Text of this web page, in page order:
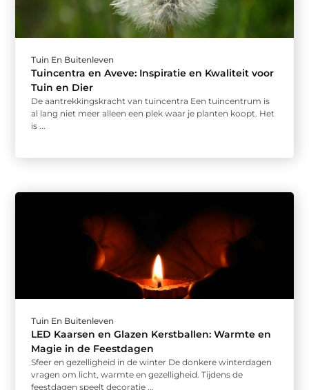
Tuin En Buitenleven
Tuincentra en Aveve: Inspiratie en Kwaliteit voor
Tuin en Dier
De aantrekkingskracht van tuincentra Een tuincentrum is
al lang niet meer alleen een plek waar je planten koopt. Het
is ...
Tuin En Buitenleven
LED Kaarsen en Glazen Kerstballen: Warmte en
Magie in de Feestdagen
Sfeer en gezelligheid in de winter De donkere winterdagen
vragen om licht, warmte en gezelligheid. Tijdens de
feestdagen speelt decoratie ...